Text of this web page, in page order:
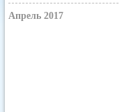
Апрель 2017